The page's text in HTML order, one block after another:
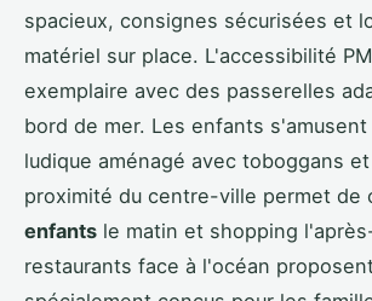
spacieux, consignes sécurisées et
matériel sur place. L'accessibilité
exemplaire avec des passerelles
bord de mer. Les enfants
ludique aménagé avec toboggans
proximité du centre-ville permet de
enfants le matin et shopping
restaurants face à l'océan